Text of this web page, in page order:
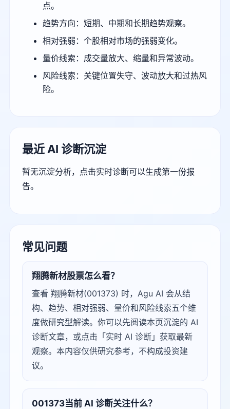
点。
趋势方向：短期、中期和长期趋势观察。
相对强弱：个股相对市场的强弱变化。
量价线索：成交量放大、缩量和异常波动。
风险线索：关键位置失守、波动放大和过热风
险。
最近 AI 诊断沉淀
暂无沉淀分析，点击实时诊断可以生成第一份报
告。
常见问题
翔腾新材股票怎么看？
查看 翔腾新材(001373) 时，Agu AI 会从结
构、趋势、相对强弱、量价和风险线索五个维
度做研究型解读。你可以先阅读本页沉淀的 AI
诊断文章，或点击「实时 AI 诊断」获取最新
观察。本内容仅供研究参考，不构成投资建
议。
001373当前 AI 诊断关注什么？